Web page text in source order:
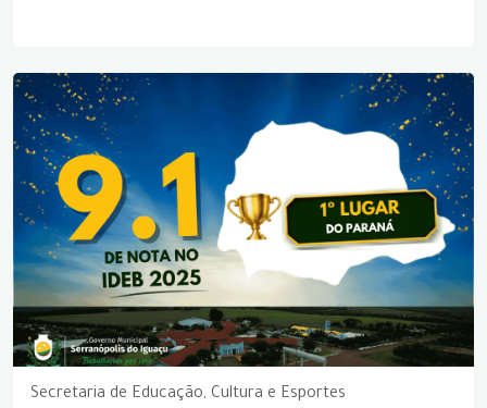
Secretaria de Educação, Cultura e Esportes